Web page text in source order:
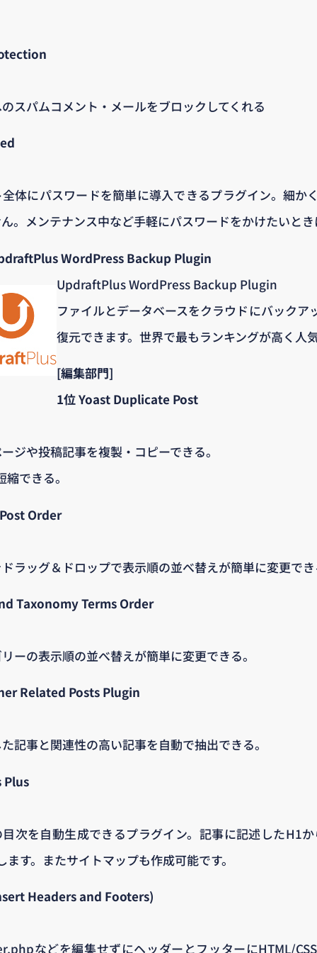
スパムコメント・メールをブロックしてくれる
体にパスワードを簡単に導入できるプラグイン。細か
。メンテナンス中など手軽にパスワードをかけたいとき
WordPress Backup Plugin
UpdraftPlus WordPress Backup Plugin
ファイルとデータベースをクラウドにバックア
復元できます。世界で最もランキングが高く人気
[編集部門]
1位 Yoast Duplicate Post
ジや投稿記事を複製・コピーできる。
できる。
Order
ラッグ＆ドロップで表示順の並べ替えが簡単に変更でき
Taxonomy Terms Order
ーの表示順の並べ替えが簡単に変更できる。
Related Posts Plugin
記事と関連性の高い記事を自動で抽出できる。
Plus
次を自動生成できるプラグイン。記事に記述したH1
す。またサイトマップも作成可能です。
Headers and Footers)
などを編集せずにヘッダーとフッターにHTML/